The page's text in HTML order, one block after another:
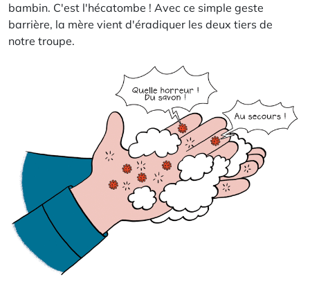
bambin. C'est l'hécatombe ! Avec ce simple geste
barrière, la mère vient d'éradiquer les deux tiers de
notre troupe.